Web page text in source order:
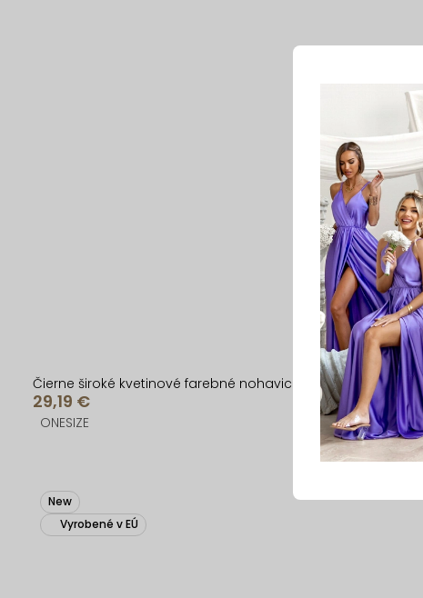
Čierne široké kvetinové farebné nohavice TARTOS
29,19 €
ONESIZE
New
Vyrobené v EÚ